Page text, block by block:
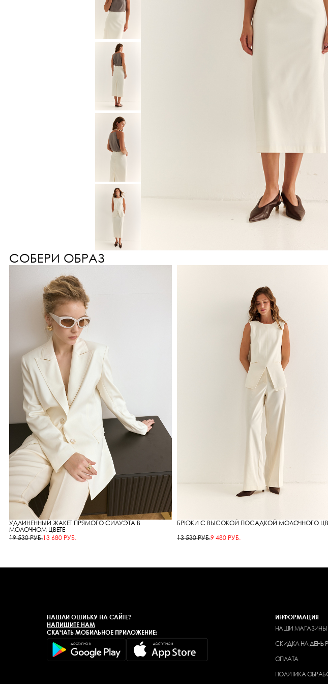
СОБЕРИ ОБРАЗ
УДЛИНЕННЫЙ ЖАКЕТ ПРЯМОГО СИЛУЭТА В
МОЛОЧНОМ ЦВЕТЕ
19 530 РУБ.13 680 РУБ.
БРЮКИ С ВЫСОКОЙ ПОСАДКОЙ МОЛОЧНОГО
13 530 РУБ.9 480 РУБ.
НАШЛИ ОШИБКУ НА САЙТЕ?
НАПИШИТЕ НАМ
СКАЧАТЬ МОБИЛЬНОЕ ПРИЛОЖЕНИЕ:
ИНФОРМАЦИЯ
НАШИ МАГАЗИНЫ
СКИДКА НА ДЕНЬ
ОПЛАТА
ПОЛИТИКА